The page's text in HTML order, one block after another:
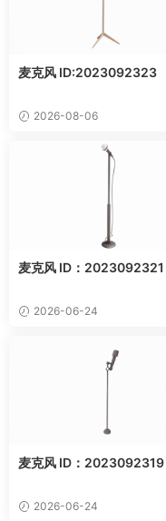
麦克风 ID:2023092323
2026-08-06
麦克风 ID：2023092321
2026-06-24
麦克风 ID：2023092319
2026-06-24